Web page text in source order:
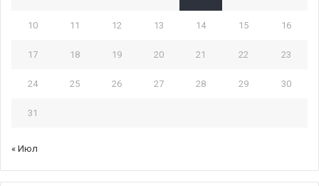
10 11 12 13 14 15 16
17 18 19 20 21 22 23
24 25 26 27 28 29 30
31
« Июл